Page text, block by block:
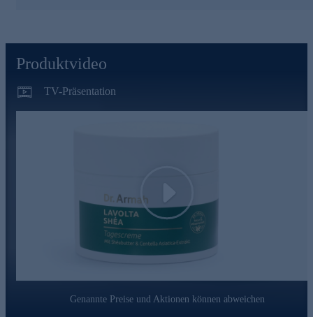
Produktvideo
TV-Präsentation
Play
Genannte Preise und Aktionen können abweichen